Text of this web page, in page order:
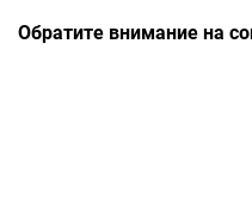
Обратите внимание на